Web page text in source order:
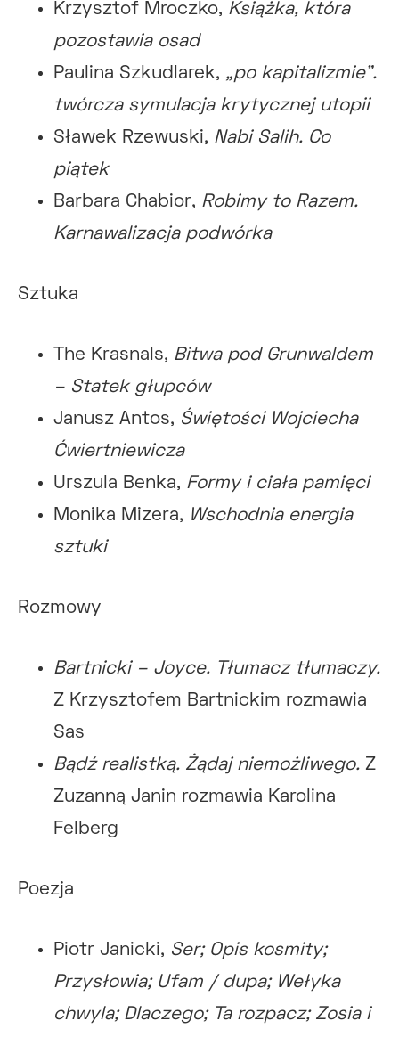
Krzysztof Mroczko, Książka, która
pozostawia osad
Paulina Szkudlarek, „po kapitalizmie”.
twórcza symulacja krytycznej utopii
Sławek Rzewuski, Nabi Salih. Co
piątek
Barbara Chabior, Robimy to Razem.
Karnawalizacja podwórka
Sztuka
The Krasnals, Bitwa pod Grunwaldem
– Statek głupców
Janusz Antos, Świętości Wojciecha
Ćwiertniewicza
Urszula Benka, Formy i ciała pamięci
Monika Mizera, Wschodnia energia
sztuki
Rozmowy
Bartnicki – Joyce. Tłumacz tłumaczy.
Z Krzysztofem Bartnickim rozmawia
Sas
Bądź realistką. Żądaj niemożliwego. Z
Zuzanną Janin rozmawia Karolina
Felberg
Poezja
Piotr Janicki, Ser; Opis kosmity;
Przysłowia; Ufam / dupa; Wełyka
chwyla; Dlaczego; Ta rozpacz; Zosia i